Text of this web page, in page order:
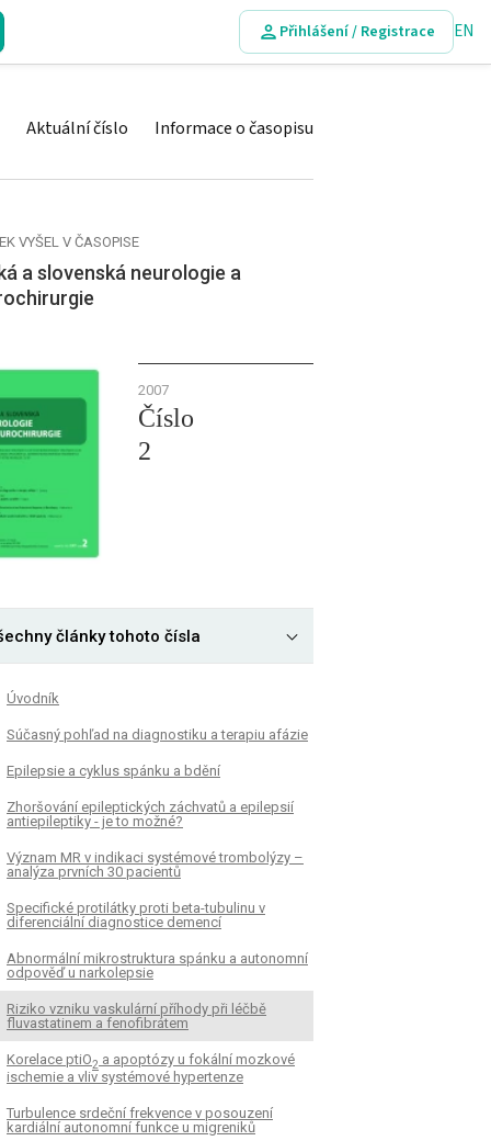
Přihlášení / Registrace EN
Aktuální číslo Informace o časopisu
VYŠEL V ČASOPISE
a slovenská neurologie a
2007
Číslo
2
články tohoto čísla
Úvodník
Súčasný pohľad na diagnostiku a terapiu afázie
Epilepsie a cyklus spánku a bdění
Zhoršování epileptických záchvatů a epilepsií
antiepileptiky - je to možné?
Význam MR v indikaci systémové trombolýzy –
analýza prvních 30 pacientů
Specifické protilátky proti beta-tubulinu v
diferenciální diagnostice demencí
Abnormální mikrostruktura spánku a autonomní
odpověď u narkolepsie
Riziko vzniku vaskulární příhody při léčbě
fluvastatinem a fenofibrátem
Korelace ptiO2 a apoptózy u fokální mozkové
ischemie a vliv systémové hypertenze
Turbulence srdeční frekvence v posouzení
kardiální autonomní funkce u migreniků